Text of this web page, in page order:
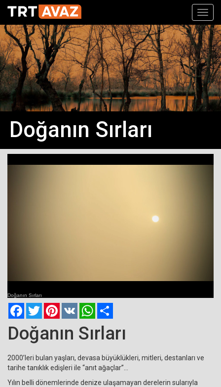
Doğanın Sırları
Doğanın Sırları
FacebookTwitterPinterest
VK WhatsApp
Doğanın Sırları
2000’leri bulan yaşları, devasa büyüklükleri, mitleri, destanları ve
tarihe tanıklık edişleri ile “anıt ağaçlar”…
Yılın belli dönemlerinde denize ulaşamayan derelerin sularıyla